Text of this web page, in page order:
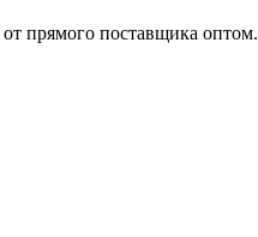
прямого поставщика оптом.